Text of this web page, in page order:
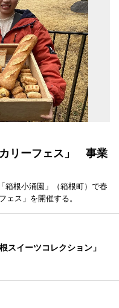
リーフェス」 事業
箱根小涌園」（箱根町）で春
ェス」を開催する。
スイーツコレクション」